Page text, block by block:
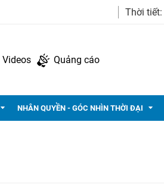
Thời tiết:
Videos Quảng cáo
NHÂN QUYỀN - GÓC NHÌN THỜI ĐẠI